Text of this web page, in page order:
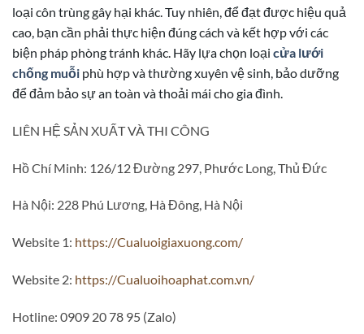
loại côn trùng gây hại khác. Tuy nhiên, để đạt được hiệu quả
cao, bạn cần phải thực hiện đúng cách và kết hợp với các
biện pháp phòng tránh khác. Hãy lựa chọn loại cửa lưới
chống muỗi phù hợp và thường xuyên vệ sinh, bảo dưỡng
để đảm bảo sự an toàn và thoải mái cho gia đình.
LIÊN HỆ SẢN XUẤT VÀ THI CÔNG
Hồ Chí Minh: 126/12 Đường 297, Phước Long, Thủ Đức
Hà Nội: 228 Phú Lương, Hà Đông, Hà Nội
Website 1: https://Cualuoigiaxuong.com/
Website 2: https://Cualuoihoaphat.com.vn/
Hotline: 0909 20 78 95 (Zalo)